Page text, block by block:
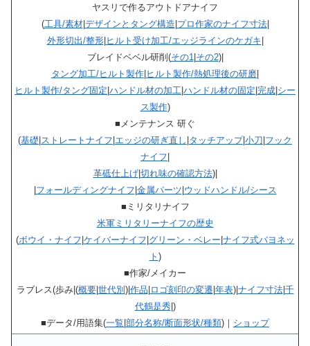
ヤスリで作るアウトドアナイフ
(工具/素材| デザインとタング構造 プロ作家のナイフ寸法|
外形切出/整形| ヒルト受け加工/エッジラインのケガキ
ブレイドベベル研削(その1| その2)|
タング加工/ヒルト製作 ヒルト製作/熱処理後の研磨
ヒルト製作/タング固定 ハンドル材の加工 ハンドル材の固定 完成 シー
ス製作)
■メンテナンス 研ぐ
(基礎 ストレートナイフ エッジの研ぎ直し タッチアップ|小刀 フック
ナイフ
革砥仕上げ| 切れ味の確認方法)|
フォールディングナイフ 金属パーツ ウッドハンドル/シース
■ミリタリナイフ
米軍ミリタリーナイフの歴史
(ボウイ・ナイフ ケイバーナイフ グリーン・ベレー ナイフ式バヨネッ
ト )
■作家/メイカー
ラブレス(歩み|(概要| 世代別 )| 作品 ロゴ刻印の変遷 年表)| ナイフ寸法| 千
代鶴是秀 |)
■データ/用語集(一覧 部分名称/断面形状/種類)｜ ショップ